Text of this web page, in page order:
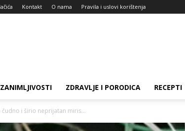
Kontakt O nama Pravila i uslovi korištenja
ZANIMLJIVOSTI ZDRAVLJE I PORODICA RECEPTI
i širio neprijatan miris...